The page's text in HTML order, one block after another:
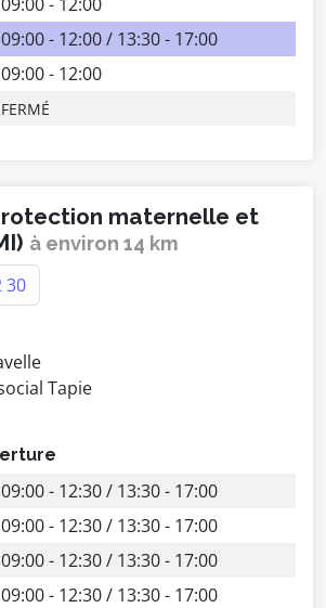
09:00 - 12:00 / 13:30 - 17:00
09:00 - 12:00
FERMÉ
maternelle et
à environ 14 km
30
Tapie
09:00 - 12:30 / 13:30 - 17:00
09:00 - 12:30 / 13:30 - 17:00
09:00 - 12:30 / 13:30 - 17:00
09:00 - 12:30 / 13:30 - 17:00